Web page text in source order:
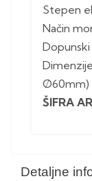
Detaljne
Stepen
Način
Dopunski
Ø60mm)
ŠIFRA